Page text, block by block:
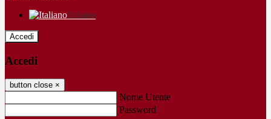
Italiano
Accedi
Accedi
button close ×
Nome Utente
Password